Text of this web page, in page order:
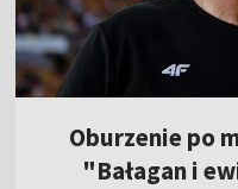
Oburzenie po
"Bałagan i